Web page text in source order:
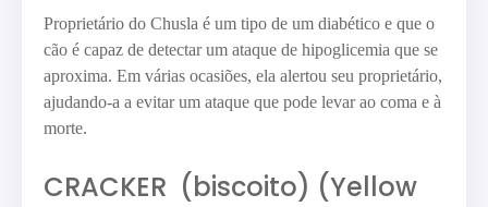
Proprietário do Chusla é um tipo de um diabético e que o
cão é capaz de detectar um ataque de hipoglicemia que se
aproxima. Em várias ocasiões, ela alertou seu proprietário,
ajudando-a a evitar um ataque que pode levar ao coma e à
morte.
CRACKER (biscoito) (Yellow